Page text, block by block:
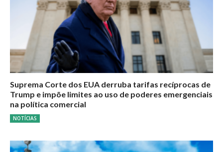
Suprema Corte dos EUA derruba tarifas recíprocas de
Trump e impõe limites ao uso de poderes emergenciais
na política comercial
NOTÍCIAS